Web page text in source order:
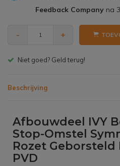
Feedback Companyna
- +
Gratis bezorgen v.a. € 150,- (NL)
Beschrijving
Afbouwdeel IVY
Stop-Omstel
Rozet Geborsteld
PVD